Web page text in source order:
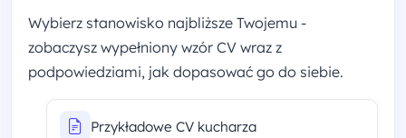
Wybierz stanowisko najbliższe Twojemu -
zobaczysz wypełniony wzór CV wraz z
podpowiedziami, jak dopasować go do siebie.
Przykładowe CV kucharza